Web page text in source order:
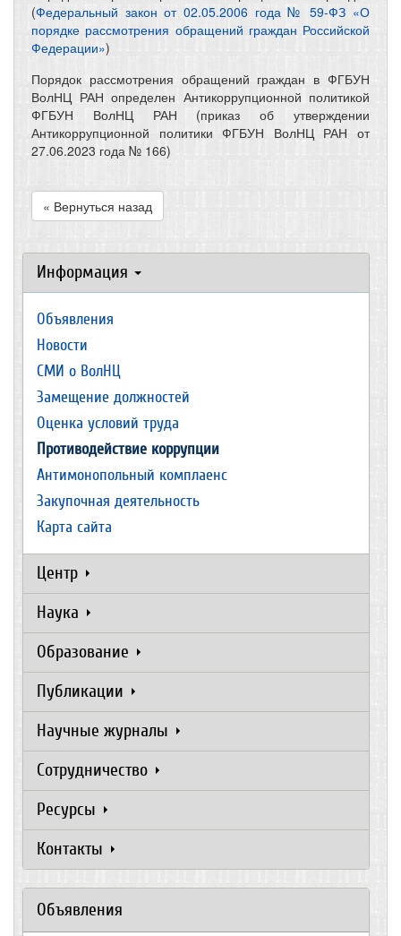
(Федеральный закон от 02.05.2006 года № 59-ФЗ «О
порядке рассмотрения обращений граждан Российской
Федерации»)
Порядок рассмотрения обращений граждан в ФГБУН
ВолНЦ РАН определен Антикоррупционной политикой
ФГБУН ВолНЦ РАН (приказ об утверждении
Антикоррупционной политики ФГБУН ВолНЦ РАН от
27.06.2023 года № 166)
« Вернуться назад
Информация
Объявления
Новости
СМИ о ВолНЦ
Замещение должностей
Оценка условий труда
Противодействие коррупции
Антимонопольный комплаенс
Закупочная деятельность
Карта сайта
Центр
Наука
Образование
Публикации
Научные журналы
Сотрудничество
Ресурсы
Контакты
Объявления